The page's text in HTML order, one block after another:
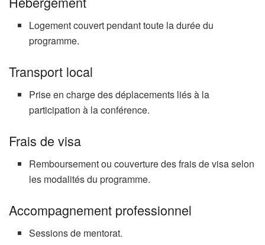
Logement couvert pendant toute la durée du
programme.
Transport local
Prise en charge des déplacements liés à la
participation à la conférence.
Frais de visa
Remboursement ou couverture des frais de visa selon
les modalités du programme.
Accompagnement professionnel
Sessions de mentorat.